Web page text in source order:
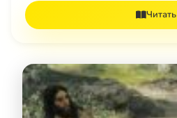
Читать